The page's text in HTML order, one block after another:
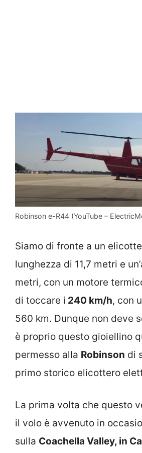
Robinson e-R44 (YouTube –
Siamo di fronte a un
lunghezza di 11,7 metri e
metri, con un motore
di toccare i 240 km/h, con
560 km. Dunque non deve
è proprio questo gioiellino
permesso alla Robinson di
primo storico elicottero
La prima volta che questo
il volo è avvenuto in
sulla Coachella Valley, in